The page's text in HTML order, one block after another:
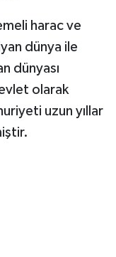
harac ve
dünya ile
dünyası
olarak
uzun yıllar